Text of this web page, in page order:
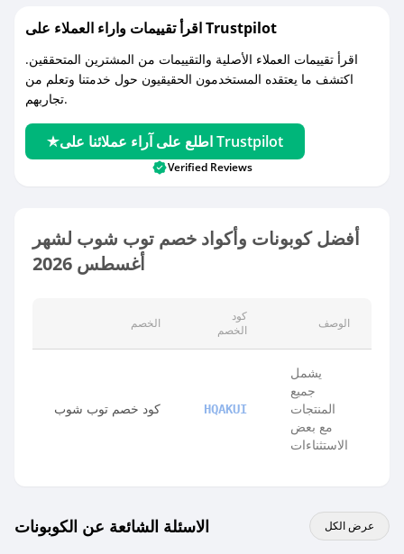
اقرأ تقييمات واراء العملاء على Trustpilot
اقرأ تقييمات العملاء الأصلية والتقييمات من المشترين المتحققين.
اكتشف ما يعتقده المستخدمون الحقيقيون حول خدمتنا وتعلم من
تجاربهم.
اطلع على آراء عملائنا على Trustpilot
Verified Reviews
أفضل كوبونات وأكواد خصم توب شوب لشهر
أغسطس 2026
الخصم
كود
الخصم
الوصف
كود خصم توب شوب HQAKUI
يشمل
جميع
المنتجات
مع بعض
الاستثناءات
الاسئلة الشائعة عن الكوبونات عرض الكل